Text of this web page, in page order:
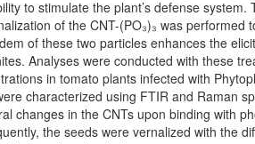
to stimulate the plant’s defense system.
of the CNT-(PO₃)₃ was performed
of these two particles enhances the
Analyses were conducted with these
in tomato plants infected with
characterized using FTIR and Raman
changes in the CNTs upon binding with
the seeds were vernalized with the